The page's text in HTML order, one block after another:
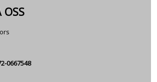
OSS
0667548